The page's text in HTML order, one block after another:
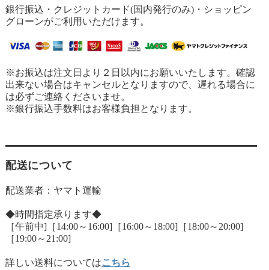
銀行振込・クレジットカード(国内発行のみ)・ショッピン
グローンがご利用いただけます。
※お振込は注文日より２日以内にお願いいたします。確認
出来ない場合はキャンセルとなりますので、遅れる場合に
は必ずご連絡くださいませ。
※銀行振込手数料はお客様負担となります。
配送について
配送業者：ヤマト運輸
◆時間指定承ります◆
［午前中]［14:00～16:00]［16:00～18:00]［18:00～20:00]
［19:00～21:00]
詳しい送料についてはこちら